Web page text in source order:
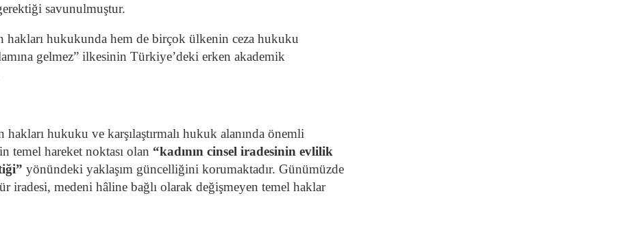
savunulmuştur.
hakları hukukunda hem de birçok ülkenin ceza hukuku
gelmez” ilkesinin Türkiye’deki erken akademik
hukuku ve karşılaştırmalı hukuk alanında önemli
temel hareket noktası olan “kadının cinsel iradesinin evlilik
yönündeki yaklaşım güncelliğini korumaktadır. Günümüzde
iradesi, medeni hâline bağlı olarak değişmeyen temel haklar